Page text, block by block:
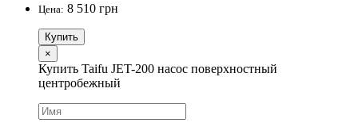
Цена: 8 510 грн
Купить
×
Купить Taifu JET-200 насос поверхностный
центробежный